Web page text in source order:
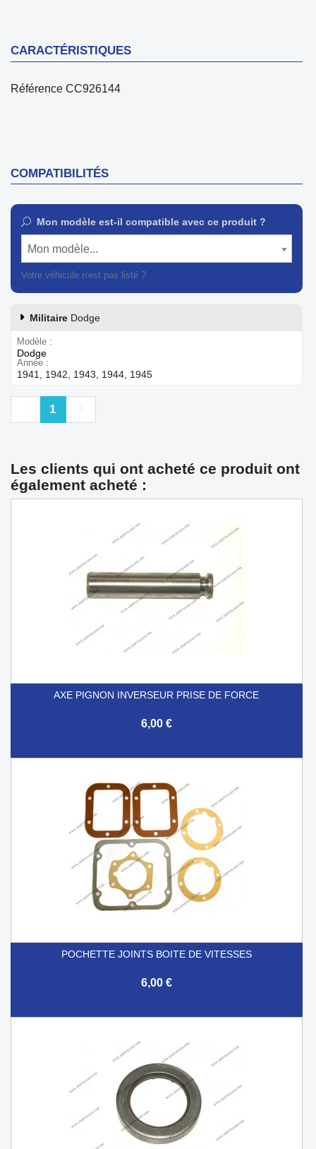
CARACTÉRISTIQUES
Référence CC926144
COMPATIBILITÉS
Mon modèle est-il compatible avec ce produit ?
Mon modèle...
Votre véhicule n'est pas listé ?
Militaire Dodge
Modèle
Dodge
Année
1941, 1942, 1943, 1944, 1945
Précédent
1
Les clients qui ont acheté ce produit ont
également acheté :
AXE PIGNON INVERSEUR PRISE DE FORCE
6,00 €
POCHETTE JOINTS BOITE DE VITESSES
6,00 €